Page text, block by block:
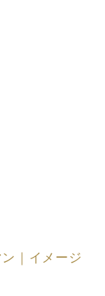
｜イメージ